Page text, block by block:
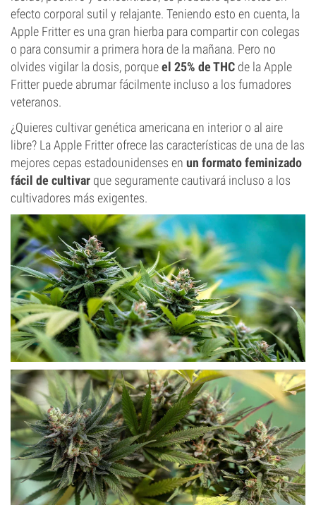
efecto corporal sutil y relajante. Teniendo esto en cuenta, la
Apple Fritter es una gran hierba para compartir con colegas
o para consumir a primera hora de la mañana. Pero no
olvides vigilar la dosis, porqueel 25% de THC de la Apple
Fritter puede abrumar fácilmente incluso a los fumadores
veteranos.
¿Quieres cultivar genética americana en interior o al aire
libre? La Apple Fritter ofrece las características de una de las
mejores cepas estadounidenses en un formato feminizado
fácil de cultivar que seguramente cautivará incluso a los
cultivadores más exigentes.